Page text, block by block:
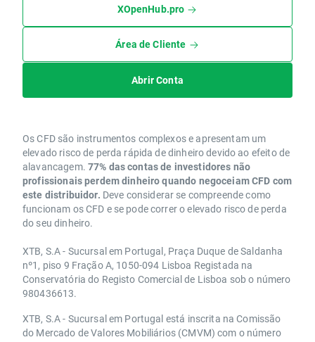
XOpenHub.pro
Área de Cliente
Abrir Conta
Os CFD são instrumentos complexos e apresentam um
elevado risco de perda rápida de dinheiro devido ao efeito de
alavancagem. 77% das contas de investidores não
profissionais perdem dinheiro quando negoceiam CFD com
este distribuidor. Deve considerar se compreende como
funcionam os CFD e se pode correr o elevado risco de perda
do seu dinheiro.
XTB, S.A - Sucursal em Portugal, Praça Duque de Saldanha
nº1, piso 9 Fração A, 1050-094 Lisboa Registada na
Conservatória do Registo Comercial de Lisboa sob o número
980436613.
XTB, S.A - Sucursal em Portugal está inscrita na Comissão
do Mercado de Valores Mobiliários (CMVM) com o número